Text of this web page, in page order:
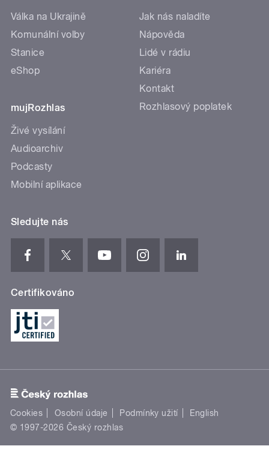
Válka na Ukrajině
Komunální volby
Stanice
eShop
mujRozhlas
Živé vysílání
Audioarchiv
Podcasty
Mobilní aplikace
Jak nás naladíte
Nápověda
Lidé v rádiu
Kariéra
Kontakt
Rozhlasový poplatek
Sledujte nás
Certifikováno
Cookies Osobní údaje Podmínky užití
English
© 1997-2026 Český rozhlas